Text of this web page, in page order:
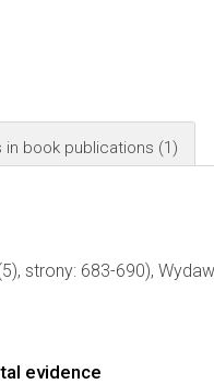
book publications (1)
strony: 683-690),
evidence